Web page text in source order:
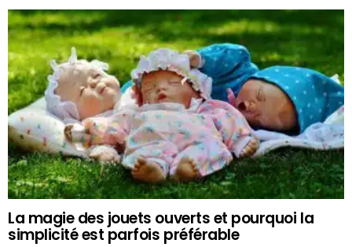
La magie des jouets ouverts et pourquoi la
simplicité est parfois préférable